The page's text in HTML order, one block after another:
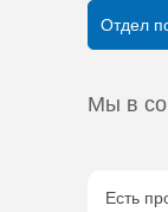
Отдел
Мы в
Есть